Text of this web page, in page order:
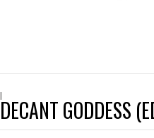
|
DECANT GODDESS